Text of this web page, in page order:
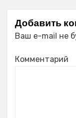
Добавить
Ваш e-mail не
Комментарий